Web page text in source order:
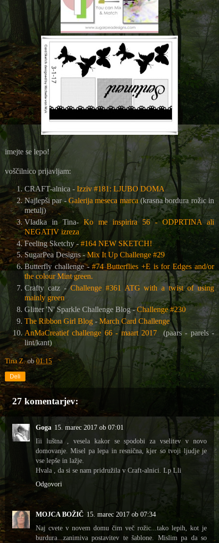
imejte se lepo!
voščilnico prijavljam:
CRAFT-alnica - Izziv #181: LJUBO DOMA
Najlepši par - Galerija meseca marca(krasna bordura rožic in
metulj)
Vladka in Tina- Ko me inspirira 56 - ODPRTINA ali
NEGATIV izreza
Feeling Sketchy - #164 NEW SKETCH!
SugarPea Designs -Mix It Up Challenge #29
Butterfly challenge -#74 Butterflies +E is for Edges and/or
the colour Mint green.
Crafty catz -Challenge #361 ATG with a twist of using
mainly green
Glitter 'N' Sparkle Challenge Blog -Challenge #230
The Ribbon Girl Blog -March Card Challenge
AnMaCreatief challenge 66 - maart 2017 (paars - parels -
lint/kant)
Tina Z. ob01:15
Deli
27 komentarjev:
Goga 15. marec 2017 ob 07:01
Iìi luštna , vesela kakor se spodobi za vselitev v novo
domovanje. Misel pa lepa in resnična, kjer so tvoji ljudje je
vse lepše in lažje.
Hvala , da si se nam pridružila v Craft-alnici. Lp Lli
Odgovori
MOJCA BOŽIČ 15. marec 2017 ob 07:34
Naj cvete v novem domu čim več rožic...tako lepih, kot je
burdura...zanimiva postavitev te šablone. Mislim pa da so